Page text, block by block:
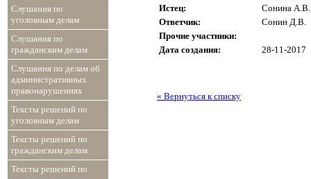
Слушания по
уголовным делам
Слушания по
гражданским делам
Слушания по делам об
административных
правонарушениях
Тексты решений по
уголовным делам
Тексты решений по
гражданским делам
Тексты решений по
Истец:
Сонина А.В.
Ответчик:
Сонин Д.В.
Прочие участники:
Дата создания:
28-11-2017
« Вернуться к списку